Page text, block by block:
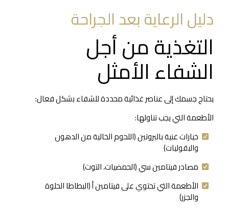
دليل الرعاية بعد الجراحة
التغذية من أجل
الشفاء الأمثل
يحتاج جسمك إلى عناصر غذائية محددة للشفاء بشكل فعال:
الأطعمة التي يجب تناولها:
خيارات غنية بالبروتين (اللحوم الخالية من الدهون
والبقوليات)
مصادر فيتامين سي (الحمضيات، التوت)
الأطعمة التي تحتوي على فيتامين أ (البطاطا الحلوة
والجزر)